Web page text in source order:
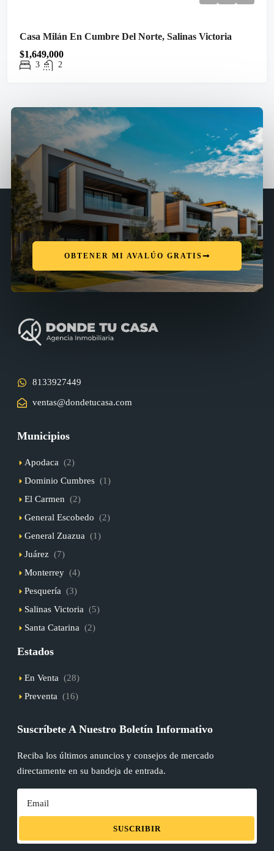
Casa Milán En Cumbre Del Norte, Salinas Victoria
$1,649,000
3 2
OBTENER MI AVALÚO GRATIS
8133927449
ventas@dondetucasa.com
Municipios
Apodaca (2)
Dominio Cumbres (1)
El Carmen (2)
General Escobedo (2)
General Zuazua (1)
Juárez (7)
Monterrey (4)
Pesquería (3)
Salinas Victoria (5)
Santa Catarina (2)
Estados
En Venta (28)
Preventa (16)
Suscríbete A Nuestro Boletín Informativo
Reciba los últimos anuncios y consejos de mercado
directamente en su bandeja de entrada.
SUSCRIBIR